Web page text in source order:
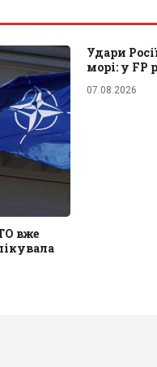
вже
Удари
морі: у FP
07.08.2026